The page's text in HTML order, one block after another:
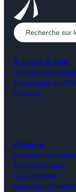
À propos du CAIJ
Conseil
Publications du CAIJ
Carrières
Contenus
Le moteur de
Doctrine en ligne
Lois annotées
Questions de